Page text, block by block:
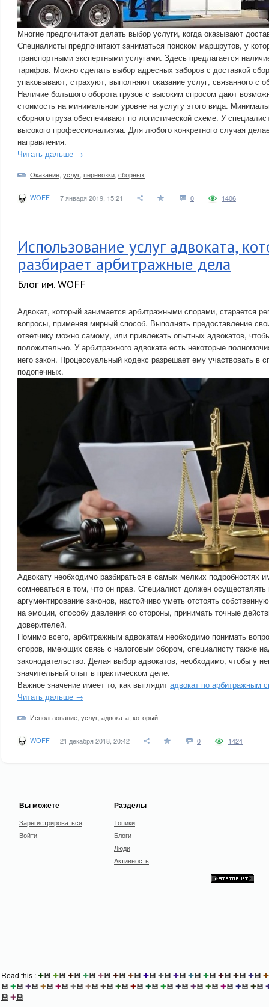
Многие предпочитают делать выбор услуги, когда оказывают
Специалисты предпочитают заниматься поиском маршрутов, у
транспортными экспертными услугами. Здесь предлагается
тарифов. Можно сделать выбор адресных заборов с доставкой
упаковывают, страхуют, выполняют оказание услуг, связанного с
Наличие большого оборота грузов с высоким спросом дают
стоимость на минимальном уровне на услугу этого вида.
сборного груза обеспечивают по логистической схеме. У
высокого профессионализма. Для любого конкретного случая
направления.
Читать дальше →
Оказание услуг перевозки сборных
WOFF 7 января 2019, 15:21 0 1406
Использование услуг адвоката,
разбирает арбитражные дела
Блог им. WOFF
Адвокат, который занимается арбитражными спорами, старается
вопросы, применяя мирный способ. Выполнять предоставление
ответчику можно самому, или привлекать опытных адвокатов,
положительно. У арбитражного адвоката есть некоторые
него закон. Процессуальный кодекс разрешает ему участвовать в
подопечных.
Адвокату необходимо разбираться в самых мелких подробностях
сомневаться в том, что он прав. Специалист должен осуществлять
аргументирование законов, настойчиво уметь отстоять
на эмоции, способу давления со стороны, принимать точные
доверителей.
Помимо всего, арбитражным адвокатам необходимо понимать
споров, имеющих связь с налоговым сбором, специалисту также
законодательство. Делая выбор адвокатов, необходимо, чтобы у
значительный опыт в практическом деле.
Важное значение имеет то, как выглядит адвокат по арбитражным
Читать дальше →
Использование услуг адвоката который
WOFF 21 декабря 2018, 20:42 0 1424
Вы можете
Зарегистрироваться
Войти
Разделы
Топики
Блоги
Люди
Активность
Read this :✚💾 ✚💾 ✚💾 ✚💾 ✚💾 ✚💾 ✚💾 ✚💾 ✚💾 ✚💾 ✚💾 ✚💾 ✚💾 ✚💾 ✚💾 ✚
💾 ✚💾 ✚💾 ✚💾 ✚💾 ✚💾 ✚💾 ✚💾 ✚💾 ✚💾 ✚💾 ✚💾 ✚💾 ✚💾 ✚💾 ✚💾 ✚💾 ✚💾
💾 ✚💾